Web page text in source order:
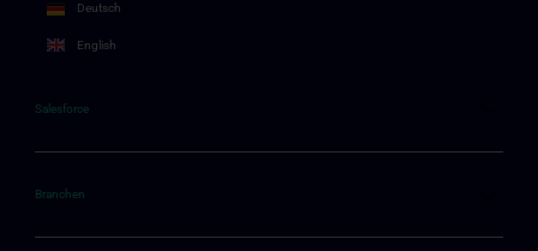
Deutsch
English
Salesforce
Branchen